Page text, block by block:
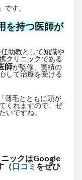
す。
を持つ医師が
助教として知識や
クリニックである
師が監修、実績の
して治療を受ける
薄毛とともに頭が
くれますので、ぜ
いですね。
ックはGoogle
（口コミ をぜひ